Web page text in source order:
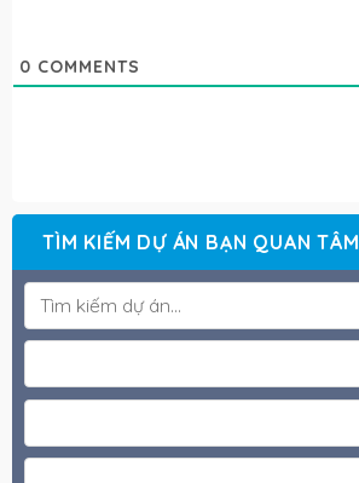
0 COMMENTS
TÌM KIẾM DỰ ÁN BẠN QUAN TÂM